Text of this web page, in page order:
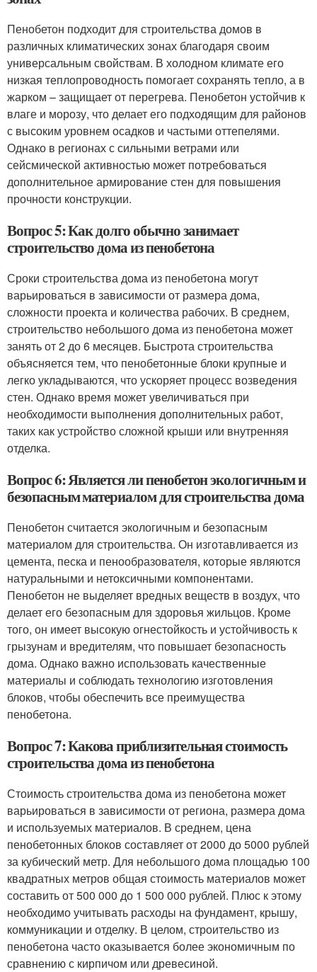
Пенобетон подходит для строительства домов в
различных климатических зонах благодаря своим
универсальным свойствам. В холодном климате его
низкая теплопроводность помогает сохранять тепло, а в
жарком – защищает от перегрева. Пенобетон устойчив к
влаге и морозу, что делает его подходящим для районов
с высоким уровнем осадков и частыми оттепелями.
Однако в регионах с сильными ветрами или
сейсмической активностью может потребоваться
дополнительное армирование стен для повышения
прочности конструкции.
Вопрос 5: Как долго обычно занимает
строительство дома из пенобетона
Сроки строительства дома из пенобетона могут
варьироваться в зависимости от размера дома,
сложности проекта и количества рабочих. В среднем,
строительство небольшого дома из пенобетона может
занять от 2 до 6 месяцев. Быстрота строительства
объясняется тем, что пенобетонные блоки крупные и
легко укладываются, что ускоряет процесс возведения
стен. Однако время может увеличиваться при
необходимости выполнения дополнительных работ,
таких как устройство сложной крыши или внутренняя
отделка.
Вопрос 6: Является ли пенобетон экологичным и
безопасным материалом для строительства дома
Пенобетон считается экологичным и безопасным
материалом для строительства. Он изготавливается из
цемента, песка и пенообразователя, которые являются
натуральными и нетоксичными компонентами.
Пенобетон не выделяет вредных веществ в воздух, что
делает его безопасным для здоровья жильцов. Кроме
того, он имеет высокую огнестойкость и устойчивость к
грызунам и вредителям, что повышает безопасность
дома. Однако важно использовать качественные
материалы и соблюдать технологию изготовления
блоков, чтобы обеспечить все преимущества
пенобетона.
Вопрос 7: Какова приблизительная стоимость
строительства дома из пенобетона
Стоимость строительства дома из пенобетона может
варьироваться в зависимости от региона, размера дома
и используемых материалов. В среднем, цена
пенобетонных блоков составляет от 2000 до 5000 рублей
за кубический метр. Для небольшого дома площадью 100
квадратных метров общая стоимость материалов может
составить от 500 000 до 1 500 000 рублей. Плюс к этому
необходимо учитывать расходы на фундамент, крышу,
коммуникации и отделку. В целом, строительство из
пенобетона часто оказывается более экономичным по
сравнению с кирпичом или древесиной.